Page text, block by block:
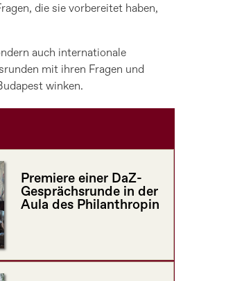
die sie vorbereitet haben,
auch internationale
mit ihren Fragen und
winken.
Premiere einer DaZ-
Gesprächsrunde in der
Aula des Philanthropin